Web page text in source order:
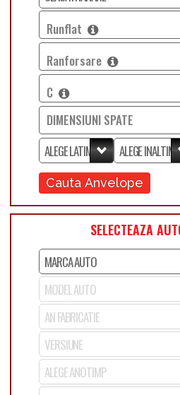
Runflat
Ranforsare
C
DIMENSIUNI SPATE
Cauta Anvelope
SELECTEAZA